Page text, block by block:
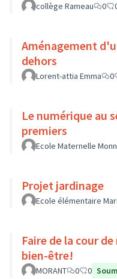
collège Rameau 0
Aménagement
dehors
Lorent-attia Emma 0
Le numérique au
premiers
Ecole Maternelle
Projet jardinage
Ecole élémentaire
Faire de la cour
bien-être!
MORANT 0 0